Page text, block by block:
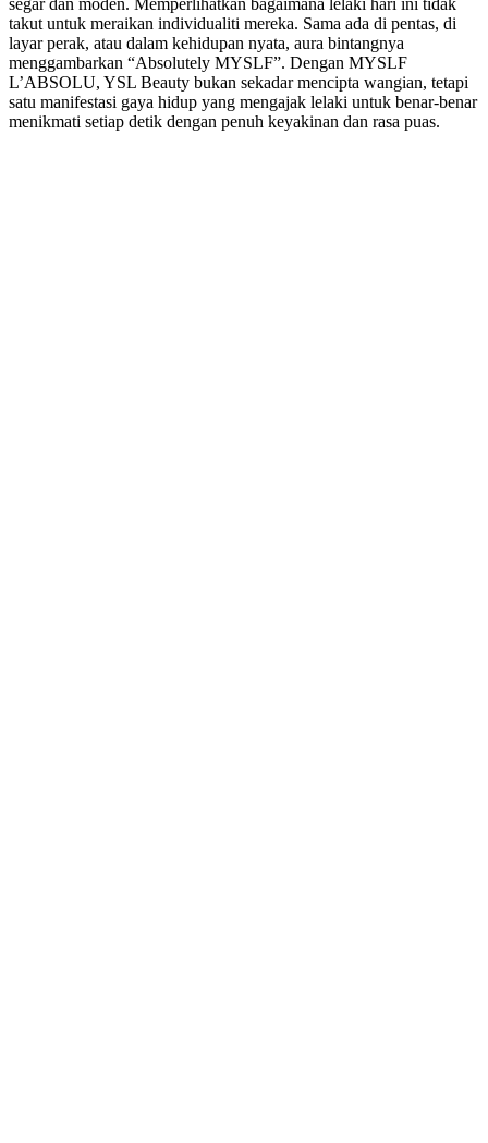
segar dan moden. Memperlihatkan bagaimana lelaki hari ini tidak
takut untuk meraikan individualiti mereka. Sama ada di pentas, di
layar perak, atau dalam kehidupan nyata, aura bintangnya
menggambarkan “Absolutely MYSLF”. Dengan MYSLF
L’ABSOLU, YSL Beauty bukan sekadar mencipta wangian, tetapi
satu manifestasi gaya hidup yang mengajak lelaki untuk benar-benar
menikmati setiap detik dengan penuh keyakinan dan rasa puas.